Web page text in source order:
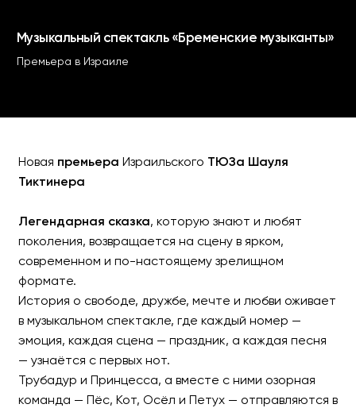
Музыкальный спектакль
Премьера в Израиле
Новая премьера Израильского ТЮЗа Шауля
Тиктинера
Легендарная сказка, которую знают и любят
поколения, возвращается на сцену в ярком,
современном и по-настоящему зрелищном
формате.
История о свободе, дружбе, мечте и любви оживает
в музыкальном спектакле, где каждый номер —
эмоция, каждая сцена — праздник, а каждая песня
— узнаётся с первых нот.
Трубадур и Принцесса, а вместе с ними озорная
команда — Пёс, Кот, Осёл и Петух — отправляются в